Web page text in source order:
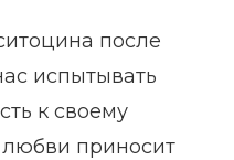
после
испытывать
к своему
любви приносит